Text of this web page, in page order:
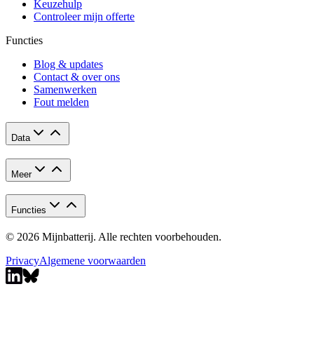
Keuzehulp
Controleer mijn offerte
Functies
Blog & updates
Contact & over ons
Samenwerken
Fout melden
Data
Meer
Functies
© 2026 Mijnbatterij. Alle rechten voorbehouden.
PrivacyAlgemene voorwaarden